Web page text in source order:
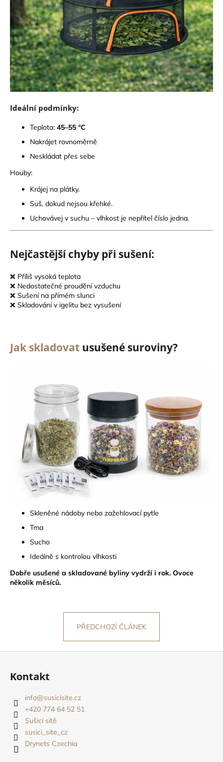
Ideální podmínky:
Teplota: 45–55 °C
Nakrájet rovnoměrně
Neskládat přes sebe
Houby:
Krájej na plátky.
Suš, dokud nejsou křehké.
Uchovávej v suchu – vlhkost je nepřítel číslo jedna.
Nejčastější chyby při sušení:
❌ Příliš vysoká teplota
❌ Nedostatečné proudění vzduchu
❌ Sušení na přímém slunci
❌ Skladování v igelitu bez vysušení
Jak skladovat usušené suroviny?
Skleněné nádoby nebo zažehlovací pytle
Tma
Sucho
Ideálně s kontrolou vlhkosti
Dobře usušené a skladované byliny vydrží i rok. Ovoce
několik měsíců.
PŘEDCHOZÍ ČLÁNEK
Z
Kontakt
info@susicisite.cz
+420 774 64 52 51
Sušicí sítě
susici_site_cz
Drynets Czechia